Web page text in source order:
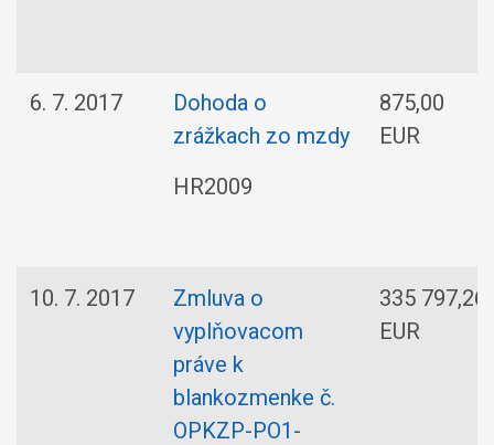
6. 7. 2017
Dohoda o
zrážkach zo mzdy
HR2009
875,00
EUR
10. 7. 2017
Zmluva o
vyplňovacom
práve k
blankozmenke č.
OPKZP-PO1-
335 797,26
EUR